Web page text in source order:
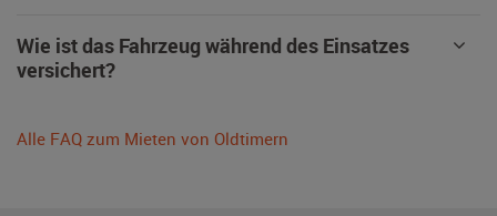
Wie ist das Fahrzeug während des Einsatzes
versichert?
Alle FAQ zum Mieten von Oldtimern